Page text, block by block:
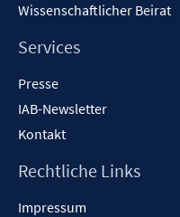
Wissenschaftlicher Beirat
Services
Presse
IAB-Newsletter
Kontakt
Rechtliche Links
Impressum